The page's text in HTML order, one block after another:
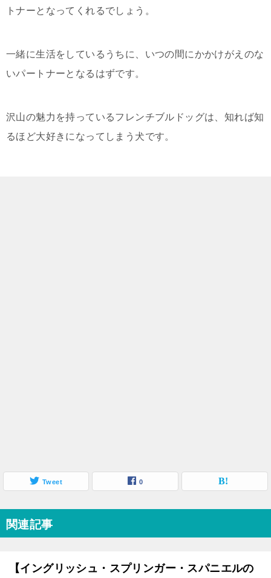
トナーとなってくれるでしょう。
一緒に生活をしているうちに、いつの間にかかけがえのな
いパートナーとなるはずです。
沢山の魅力を持っているフレンチブルドッグは、知れば知
るほど大好きになってしまう犬です。
Tweet 0
関連記事
【イングリッシュ・スプリンガー・スパニエルの